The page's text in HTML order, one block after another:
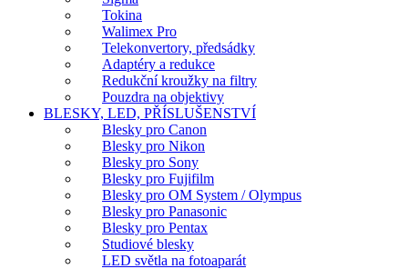
Tokina
Walimex Pro
Telekonvertory, předsádky
Adaptéry a redukce
Redukční kroužky na filtry
Pouzdra na objektivy
BLESKY, LED, PŘÍSLUŠENSTVÍ
Blesky pro Canon
Blesky pro Nikon
Blesky pro Sony
Blesky pro Fujifilm
Blesky pro OM System / Olympus
Blesky pro Panasonic
Blesky pro Pentax
Studiové blesky
LED světla na fotoaparát